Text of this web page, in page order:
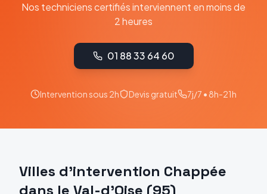
Nos techniciens certifiés interviennent en moins de
2 heures
01 88 33 64 60
Intervention sous 2h Devis gratuit 7j/7 • 8h-21h
Villes d'intervention Chappée
dans le Val-d'Oise (95)